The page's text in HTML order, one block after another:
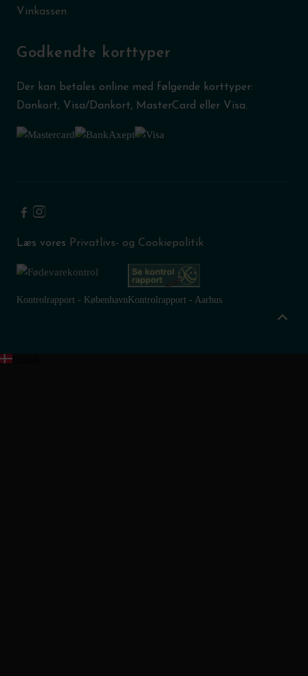
Vinkassen
Godkendte korttyper
Der kan betales online med følgende korttyper:
Dankort, Visa/Dankort, MasterCard eller Visa.
Læs vores Privatlivs- og Cookiepolitik
Kontrolrapport - København Kontrolrapport - Aarhus